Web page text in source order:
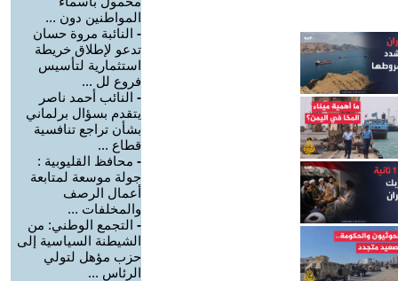
المواطنين دون ...
- النائبة مروة حسان
تدعو لإطلاق خريطة
استثمارية لتأسيس
فروع لل ...
- النائب أحمد ناصر
يتقدم بسؤال برلماني
بشأن تراجع تنافسية
قطاع ...
- محافظ القليوبية :
جولة موسعة لمتابعة
أعمال الرصف
والمخلفات ...
- التجمع الوطني: من
الشيطنة السياسية إلى
حزب مؤهل لتولي
الرئاس ...